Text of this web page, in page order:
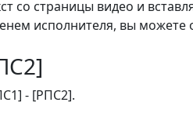
со страницы видео и
исполнителя, вы можете
- [РПС2].